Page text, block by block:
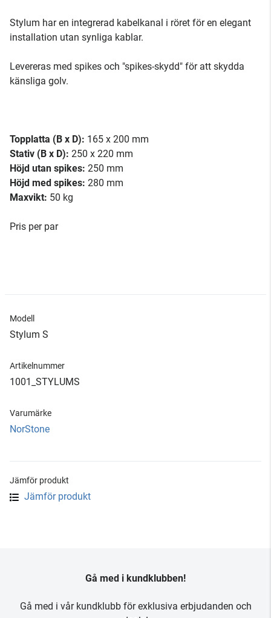
Stylum har en integrerad kabelkanal i röret för en elegant
installation utan synliga kablar.
Levereras med spikes och "spikes-skydd" för att skydda
känsliga golv.
Topplatta (B x D): 165 x 200 mm
Stativ (B x D): 250 x 220 mm
Höjd utan spikes: 250 mm
Höjd med spikes: 280 mm
Maxvikt: 50 kg
Pris per par
Modell
Stylum S
Artikelnummer
1001_STYLUMS
Varumärke
NorStone
Jämför produkt
Jämför produkt
Gå med i kundklubben!
Gå med i vår kundklubb för exklusiva erbjudanden och